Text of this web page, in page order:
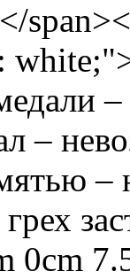
–
–
грех
0cm